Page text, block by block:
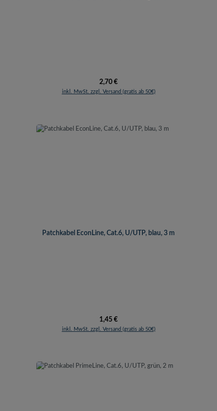
Regulärer Preis:
2,70 €
inkl. MwSt. zzgl. Versand (gratis ab 50€)
Patchkabel EconLine, Cat.6, U/UTP, blau, 3 m
Regulärer Preis:
1,45 €
inkl. MwSt. zzgl. Versand (gratis ab 50€)